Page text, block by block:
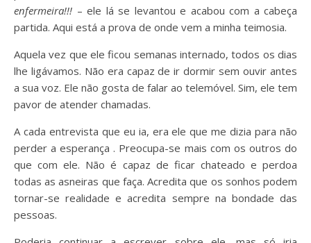
enfermeira!!! – ele lá se levantou e acabou com a cabeça
partida. Aqui está a prova de onde vem a minha teimosia.
Aquela vez que ele ficou semanas internado, todos os dias
lhe ligávamos. Não era capaz de ir dormir sem ouvir antes
a sua voz. Ele não gosta de falar ao telemóvel. Sim, ele tem
pavor de atender chamadas.
A cada entrevista que eu ia, era ele que me dizia para não
perder a esperança . Preocupa-se mais com os outros do
que com ele. Não é capaz de ficar chateado e perdoa
todas as asneiras que faça. Acredita que os sonhos podem
tornar-se realidade e acredita sempre na bondade das
pessoas.